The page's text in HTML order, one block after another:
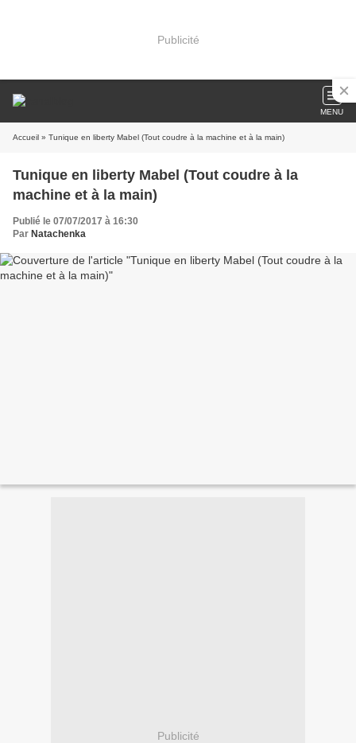
Publicité
MENU
Accueil » Tunique en liberty Mabel (Tout coudre à la machine et à la main)
Tunique en liberty Mabel (Tout coudre à la
machine et à la main)
Publié le 07/07/2017 à 16:30
Par Natachenka
Publicité